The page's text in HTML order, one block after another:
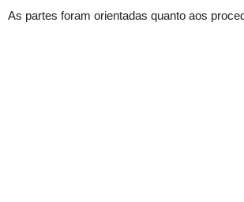
As partes foram orientadas quanto aos